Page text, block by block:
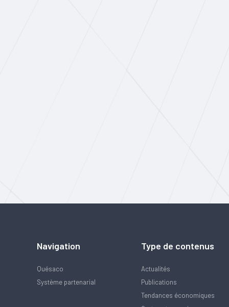
Navigation
Quésaco
Système partenarial
Type de contenus
Actualités
Publications
Tendances économiques